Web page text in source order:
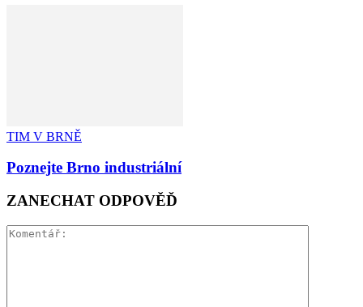
TIM V BRNĚ
Poznejte Brno industriální
ZANECHAT ODPOVĚĎ